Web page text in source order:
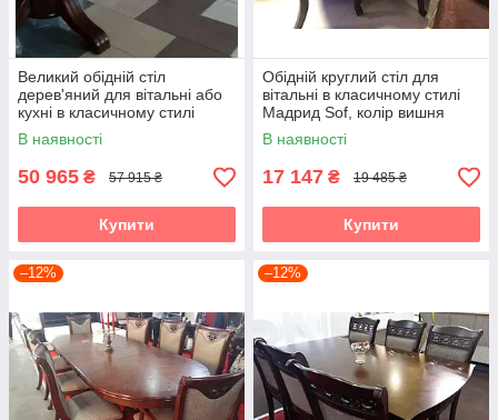
Великий обідній стіл
дерев'яний для вітальні або
кухні в класичному стилі
Кембридж Sof, колір горіх
В наявності
50 965 ₴ 57 915 ₴
Купити
Обідній круглий стіл для
вітальні в класичному стилі
Мадрид Sof, колір вишня
В наявності
17 147 ₴ 19 485 ₴
Купити
–12% –12%